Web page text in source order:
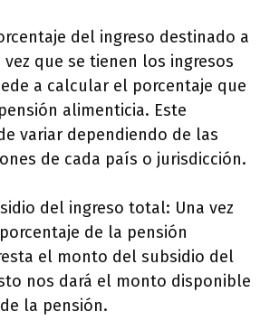
del ingreso destinado a
que se tienen los ingresos
a calcular el porcentaje que
alimenticia. Este
variar dependiendo de las
de cada país o jurisdicción.
del ingreso total: Una vez
de la pensión
el monto del subsidio del
nos dará el monto disponible
la pensión.